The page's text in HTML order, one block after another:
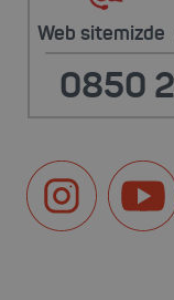
Web sitemizde
0850